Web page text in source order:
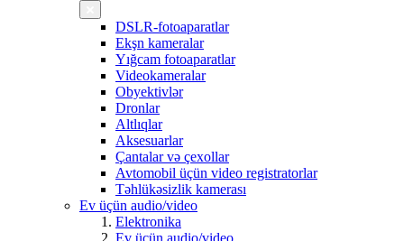
DSLR-fotoaparatlar
Ekşn kameralar
Yığcam fotoaparatlar
Videokameralar
Obyektivlər
Dronlar
Altlıqlar
Aksesuarlar
Çantalar və çexollar
Avtomobil üçün video registratorlar
Təhlükəsizlik kamerası
Ev üçün audio/video
Elektronika
Ev üçün audio/video